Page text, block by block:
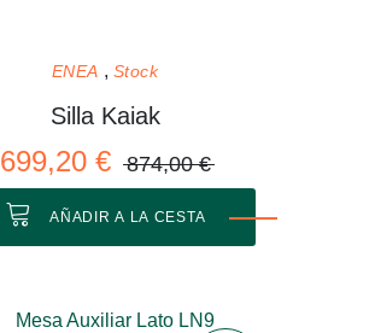
ENEA Stock
Silla Kaiak
699,20 € 874,00 €
AÑADIR A LA CESTA